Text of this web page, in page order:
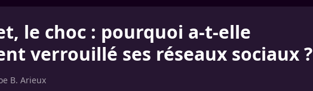
le choc : pourquoi a-t-elle
verrouillé ses réseaux sociaux ?
B. Arieux